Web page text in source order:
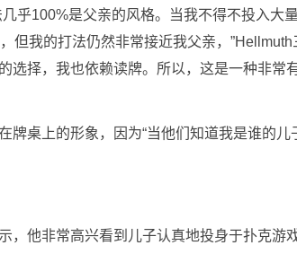
乎100%是父亲的风格。当我不得不投入大
但我的打法仍然非常接近我父亲，”Hellmuth
选择，我也依赖读牌。所以，这是一种非常
牌桌上的形象，因为“当他们知道我是谁的儿
，他非常高兴看到儿子认真地投身于扑克游